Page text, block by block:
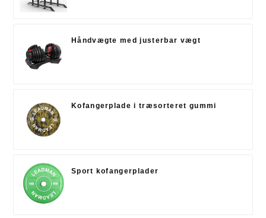
Håndvægte med justerbar vægt
Kofangerplade i træsorteret gummi
Sport kofangerplader